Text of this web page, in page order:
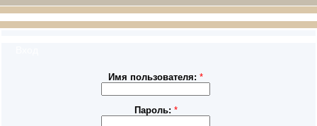
Имя пользователя:*
Пароль: *